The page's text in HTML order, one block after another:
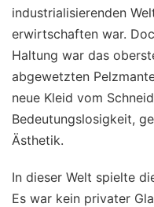
industrialisierenden
erwirtschaften war.
Haltung war das
abgewetzten
neue Kleid vom
Bedeutungslosigkeit,
Ästhetik.
In dieser Welt spielte
Es war kein privater